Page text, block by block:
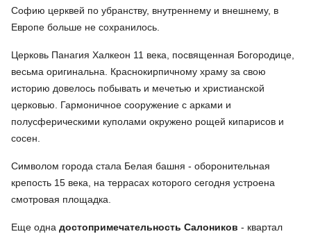
Софию церквей по убранству, внутреннему и внешнему, в
Европе больше не сохранилось.
Церковь Панагия Халкеон 11 века, посвященная Богородице,
весьма оригинальна. Краснокирпичному храму за свою
историю довелось побывать и мечетью и христианской
церковью. Гармоничное сооружение с арками и
полусферическими куполами окружено рощей кипарисов и
сосен.
Символом города стала Белая башня - оборонительная
крепость 15 века, на террасах которого сегодня устроена
смотровая площадка.
Еще одна достопримечательность Салоников - квартал